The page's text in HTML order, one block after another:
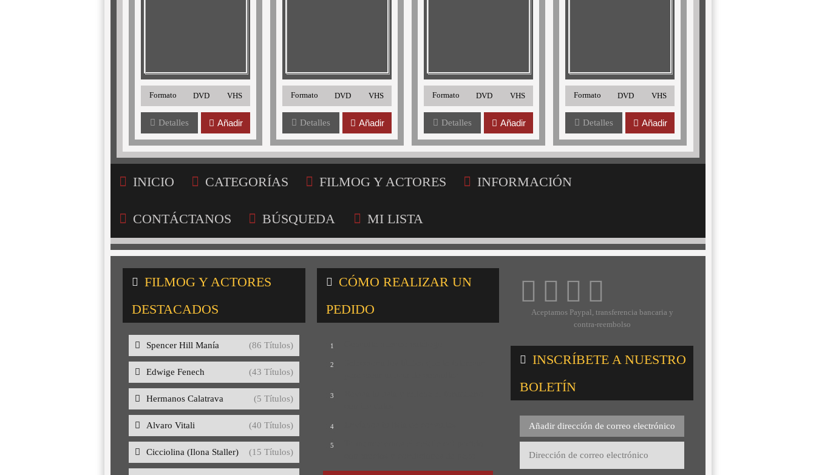
Formato DVD VHS
Detalles Añadir
Formato DVD VHS
Detalles Añadir
Formato DVD VHS
Detalles Añadir
Formato DVD VHS
Detalles Añadir
INICIO CATEGORÍAS FILMOG Y ACTORES INFORMACIÓN
CONTÁCTANOS BÚSQUEDA MI LISTA
FILMOG Y ACTORES
DESTACADOS
Spencer Hill Manía (86 Títulos)
Edwige Fenech (43 Títulos)
Hermanos Calatrava (5 Títulos)
Alvaro Vitali (40 Títulos)
Cicciolina (Ilona Staller) (15 Títulos)
CÓMO REALIZAR UN
PEDIDO
1
2
3
4
5
Aceptamos Paypal, transferencia bancaria y
contra-reembolso
INSCRÍBETE A NUESTRO
BOLETÍN
Añadir dirección de correo electrónico